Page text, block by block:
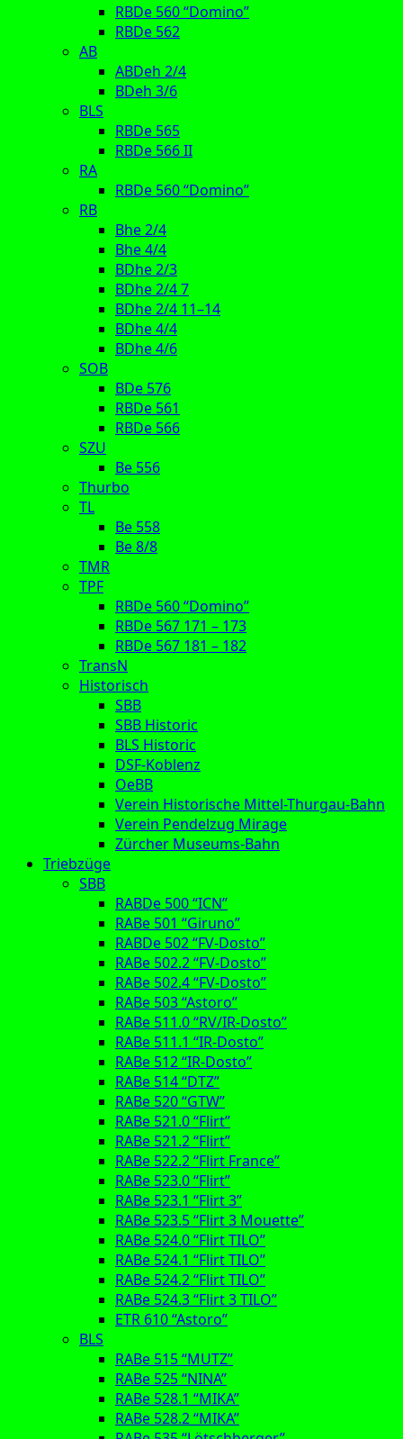
RBDe 560 “Domino”
RBDe 562
AB
ABDeh 2/4
BDeh 3/6
BLS
RBDe 565
RBDe 566 II
RA
RBDe 560 “Domino”
RB
Bhe 2/4
Bhe 4/4
BDhe 2/3
BDhe 2/4 7
BDhe 2/4 11–14
BDhe 4/4
BDhe 4/6
SOB
BDe 576
RBDe 561
RBDe 566
SZU
Be 556
Thurbo
TL
Be 558
Be 8/8
TMR
TPF
RBDe 560 “Domino”
RBDe 567 171 – 173
RBDe 567 181 – 182
TransN
Historisch
SBB
SBB Historic
BLS Historic
DSF-Koblenz
OeBB
Verein Historische Mittel-Thurgau-Bahn
Verein Pendelzug Mirage
Zürcher Museums-Bahn
Triebzüge
SBB
RABDe 500 “ICN”
RABe 501 “Giruno”
RABDe 502 “FV-Dosto”
RABe 502.2 “FV-Dosto”
RABe 502.4 “FV-Dosto”
RABe 503 “Astoro”
RABe 511.0 “RV/IR-Dosto”
RABe 511.1 “IR-Dosto”
RABe 512 “IR-Dosto”
RABe 514 “DTZ”
RABe 520 “GTW”
RABe 521.0 “Flirt”
RABe 521.2 “Flirt”
RABe 522.2 “Flirt France”
RABe 523.0 “Flirt”
RABe 523.1 “Flirt 3”
RABe 523.5 “Flirt 3 Mouette”
RABe 524.0 “Flirt TILO”
RABe 524.1 “Flirt TILO”
RABe 524.2 “Flirt TILO”
RABe 524.3 “Flirt 3 TILO”
ETR 610 “Astoro”
BLS
RABe 515 “MUTZ”
RABe 525 “NINA”
RABe 528.1 “MIKA”
RABe 528.2 “MIKA”